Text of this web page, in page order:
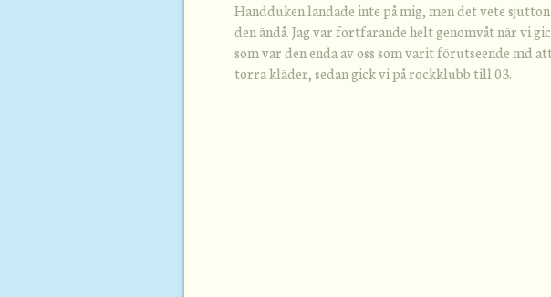
Handduken landade inte på mig, men det vete
den ändå. Jag var fortfarande helt genomvåt när vi
som var den enda av oss som varit förutseende md
torra kläder, sedan gick vi på rockklubb till 03.